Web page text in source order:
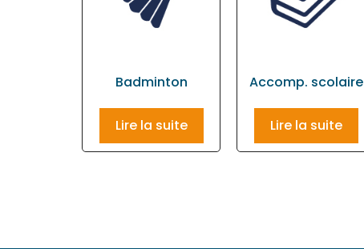
Badminton
Lire la suite
Accomp. scolaire
Lire la suite